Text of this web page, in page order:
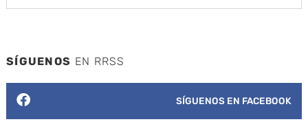
SÍGUENOS EN RRSS
SÍGUENOS EN FACEBOOK